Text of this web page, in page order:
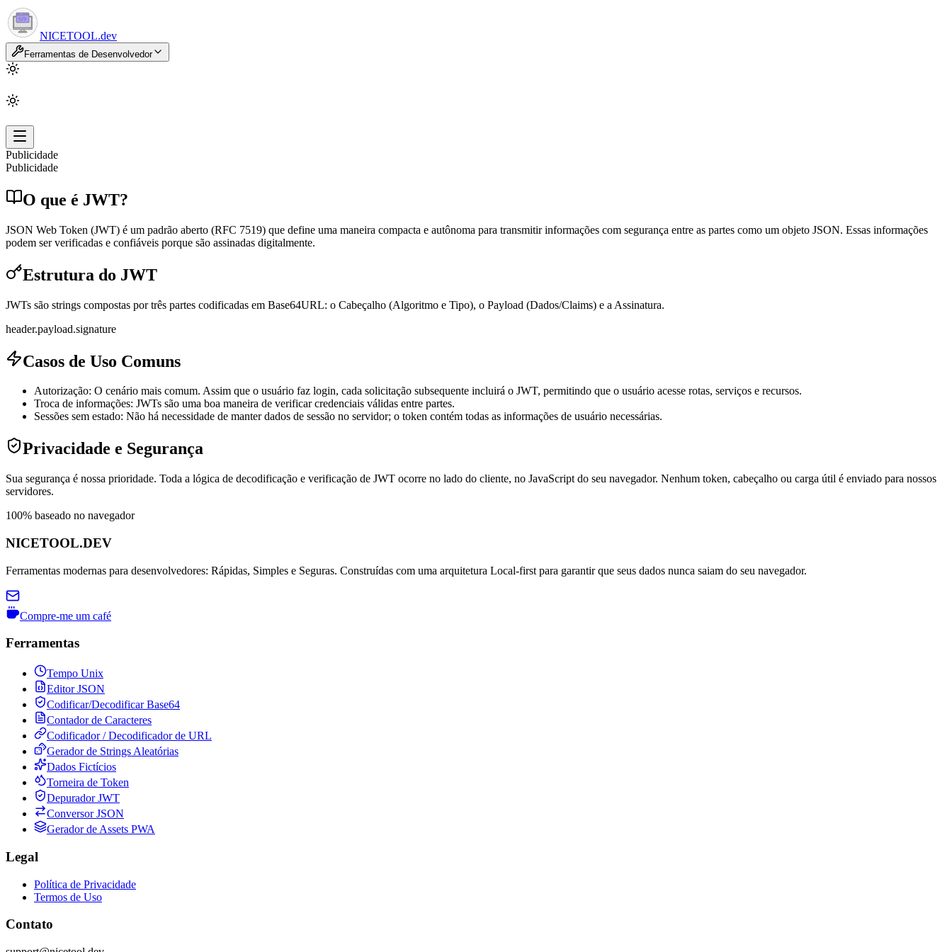
NICETOOL.dev
Ferramentas de Desenvolvedor
Publicidade
Publicidade
O que é JWT?
JSON Web Token (JWT) é um padrão aberto (RFC 7519) que define uma maneira compacta e autônoma para transmitir informações com segurança entre as partes como um objeto JSON. Essas informações
podem ser verificadas e confiáveis porque são assinadas digitalmente.
Estrutura do JWT
JWTs são strings compostas por três partes codificadas em Base64URL: o Cabeçalho (Algoritmo e Tipo), o Payload (Dados/Claims) e a Assinatura.
header.payload.signature
Casos de Uso Comuns
Autorização: O cenário mais comum. Assim que o usuário faz login, cada solicitação subsequente incluirá o JWT, permitindo que o usuário acesse rotas, serviços e recursos.
Troca de informações: JWTs são uma boa maneira de verificar credenciais válidas entre partes.
Sessões sem estado: Não há necessidade de manter dados de sessão no servidor; o token contém todas as informações de usuário necessárias.
Privacidade e Segurança
Sua segurança é nossa prioridade. Toda a lógica de decodificação e verificação de JWT ocorre no lado do cliente, no JavaScript do seu navegador. Nenhum token, cabeçalho ou carga útil é enviado para nossos
servidores.
100% baseado no navegador
NICETOOL.DEV
Ferramentas modernas para desenvolvedores: Rápidas, Simples e Seguras. Construídas com uma arquitetura Local-first para garantir que seus dados nunca saiam do seu navegador.
Compre-me um café
Ferramentas
Tempo Unix
Editor JSON
Codificar/Decodificar Base64
Contador de Caracteres
Codificador / Decodificador de URL
Gerador de Strings Aleatórias
Dados Fictícios
Torneira de Token
Depurador JWT
Conversor JSON
Gerador de Assets PWA
Legal
Política de Privacidade
Termos de Uso
Contato